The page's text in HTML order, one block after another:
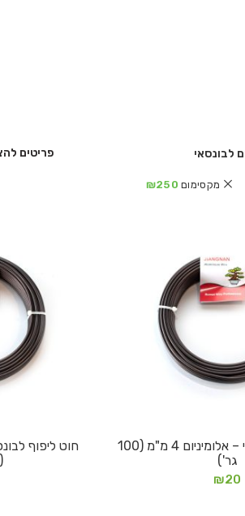
לבונסאי פריטים
מקסימום ₪250
לסל
חוט ליפוף לבונסאי – אלומיניום 4 מ"מ (100
גר')
₪20
(100 גר')